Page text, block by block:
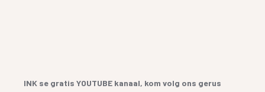
INK se gratis YOUTUBE kanaal, kom volg ons gerus